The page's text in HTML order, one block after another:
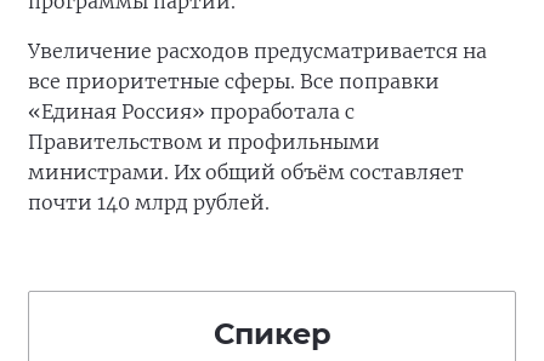
Увеличение расходов предусматривается на
все приоритетные сферы. Все поправки
«Единая Россия» проработала с
Правительством и профильными
министрами. Их общий объём составляет
почти 140 млрд рублей.
Спикер